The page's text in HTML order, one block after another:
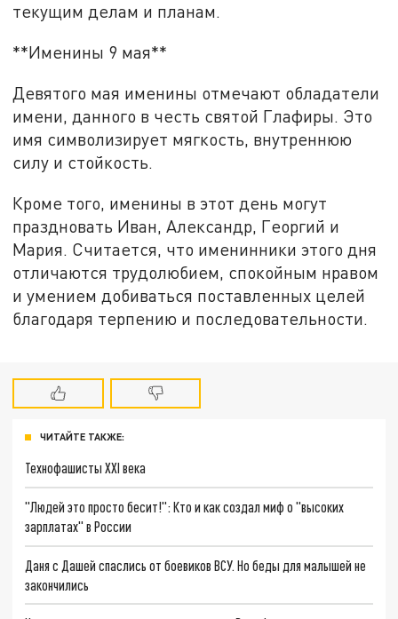
текущим делам и планам.
**Именины 9 мая**
Девятого мая именины отмечают обладатели
имени, данного в честь святой Глафиры. Это
имя символизирует мягкость, внутреннюю
силу и стойкость.
Кроме того, именины в этот день могут
праздновать Иван, Александр, Георгий и
Мария. Считается, что именинники этого дня
отличаются трудолюбием, спокойным нравом
и умением добиваться поставленных целей
благодаря терпению и последовательности.
ЧИТАЙТЕ ТАКЖЕ:
Технофашисты XXI века
"Людей это просто бесит!": Кто и как создал миф о "высоких
зарплатах" в России
Даня с Дашей спаслись от боевиков ВСУ. Но беды для малышей не
закончились